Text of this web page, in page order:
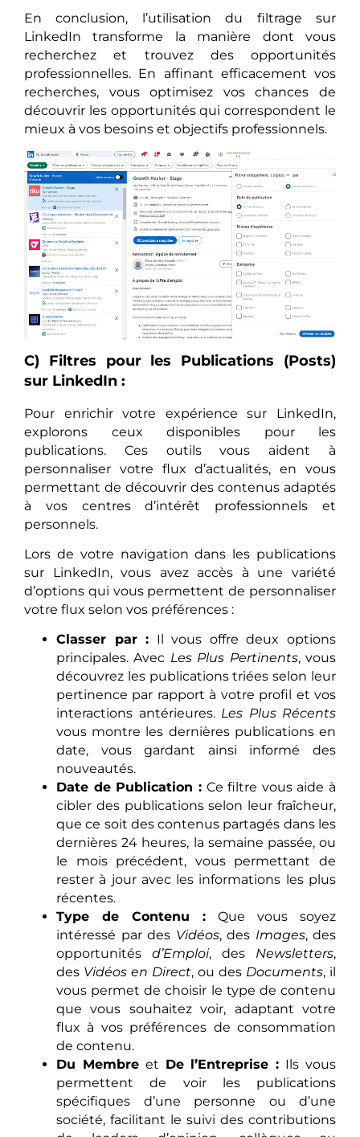
En conclusion, l’utilisation du filtrage sur
LinkedIn transforme la manière dont vous
recherchez et trouvez des opportunités
professionnelles. En affinant efficacement vos
recherches, vous optimisez vos chances de
découvrir les opportunités qui correspondent le
mieux à vos besoins et objectifs professionnels.
C) Filtres pour les Publications (Posts)
sur LinkedIn :
Pour enrichir votre expérience sur LinkedIn,
explorons ceux disponibles pour les
publications. Ces outils vous aident à
personnaliser votre flux d’actualités, en vous
permettant de découvrir des contenus adaptés
à vos centres d’intérêt professionnels et
personnels.
Lors de votre navigation dans les publications
sur LinkedIn, vous avez accès à une variété
d’options qui vous permettent de personnaliser
votre flux selon vos préférences :
Classer par : Il vous offre deux options
principales. Avec Les Plus Pertinents, vous
découvrez les publications triées selon leur
pertinence par rapport à votre profil et vos
interactions antérieures. Les Plus Récents
vous montre les dernières publications en
date, vous gardant ainsi informé des
nouveautés.
Date de Publication :Ce filtre vous aide à
cibler des publications selon leur fraîcheur,
que ce soit des contenus partagés dans les
dernières 24 heures, la semaine passée, ou
le mois précédent, vous permettant de
rester à jour avec les informations les plus
récentes.
Type de Contenu : Que vous soyez
intéressé par des Vidéos, des Images, des
opportunités d’Emploi, des Newsletters,
des Vidéos en Direct, ou des Documents, il
vous permet de choisir le type de contenu
que vous souhaitez voir, adaptant votre
flux à vos préférences de consommation
de contenu.
Du Membreet De l’Entreprise : Ils vous
permettent de voir les publications
spécifiques d’une personne ou d’une
société, facilitant le suivi des contributions